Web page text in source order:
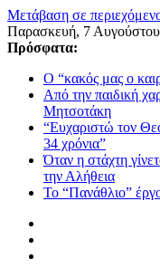
Μετάβαση σε
Παρασκευή, 7
Πρόσφατα:
Ο “κακός μας ο
Από την παιδική
Μητσοτάκη
“Ευχαριστώ τον
34 χρόνια”
Όταν η στάχτη
την Αλήθεια
Το “Πανάθλιο”